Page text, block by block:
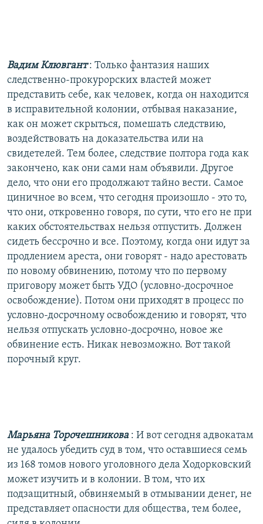
Вадим Клювгант: Только фантазия наших
следственно-прокурорских властей может
представить себе, как человек, когда он находится
в исправительной колонии, отбывая наказание,
как он может скрыться, помешать следствию,
воздействовать на доказательства или на
свидетелей. Тем более, следствие полтора года как
закончено, как они сами нам объявили. Другое
дело, что они его продолжают тайно вести. Самое
циничное во всем, что сегодня произошло - это то,
что они, откровенно говоря, по сути, что его не при
каких обстоятельствах нельзя отпустить. Должен
сидеть бессрочно и все. Поэтому, когда они идут за
продлением ареста, они говорят - надо арестовать
по новому обвинению, потому что по первому
приговору может быть УДО (условно-досрочное
освобождение). Потом они приходят в процесс по
условно-досрочному освобождению и говорят, что
нельзя отпускать условно-досрочно, новое же
обвинение есть. Никак невозможно. Вот такой
порочный круг.
Марьяна Торочешникова : И вот сегодня адвокатам
не удалось убедить суд в том, что оставшиеся семь
из 168 томов нового уголовного дела Ходорковский
может изучить и в колонии. В том, что их
подзащитный, обвиняемый в отмывании денег, не
представляет опасности для общества, тем более,